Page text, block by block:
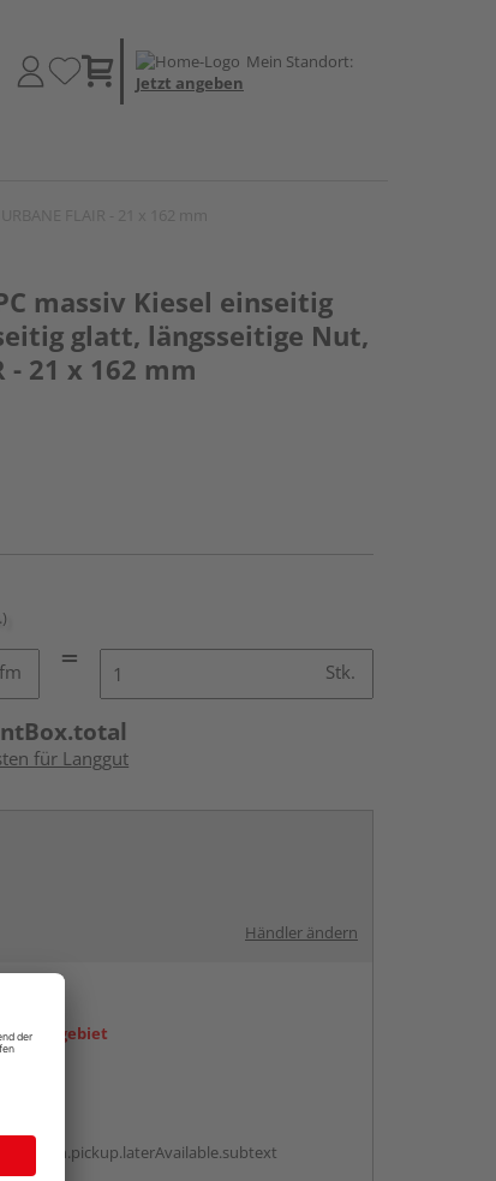
Mein Standort:
Jetzt angeben
massiv Kiesel einseitig
glatt, längsseitige Nut,
- 21 x 162 mm
Stk.
für Langgut
Händler ändern
Liefergebiet